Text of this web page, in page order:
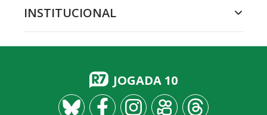
INSTITUCIONAL
JOGADA 10